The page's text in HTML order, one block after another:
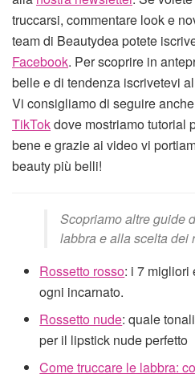
truccarsi, commentare look e
team di Beautydea potete
Facebook. Per scoprire in
belle e di tendenza iscrivetevi
Vi consigliamo di seguire
TikTokdove mostriamo tutorial
bene e grazie ai video vi
beauty più belli!
Scopriamo altre guide
labbra e alla scelta dei
Rossetto rosso: i 7 migliori
ogni incarnato.
Rossetto nude: quale
per il lipstick nude perfetto
Come truccare le labbra: